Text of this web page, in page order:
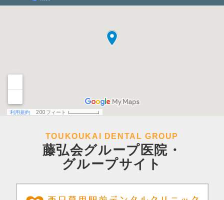
TOUKOUKAI DENTAL GROUP
藤弘会グループ医院・
グループサイト